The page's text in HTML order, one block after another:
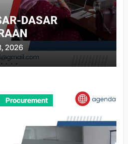
DASAR
2026
Procurement